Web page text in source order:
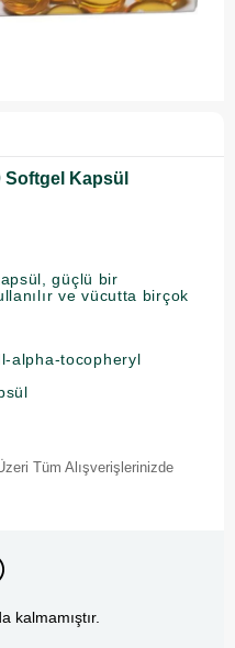
Softgel Kapsül
güçlü bir
ve vücutta birçok
alpha-tocopheryl
Tüm Alışverişlerinizde
kalmamıştır.